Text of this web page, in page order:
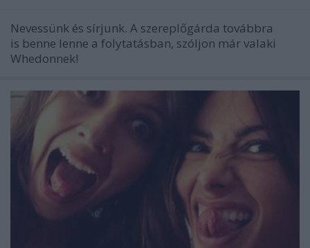
Nevessünk és sírjunk. A szereplőgárda továbbra
is benne lenne a folytatásban, szóljon már valaki
Whedonnek!